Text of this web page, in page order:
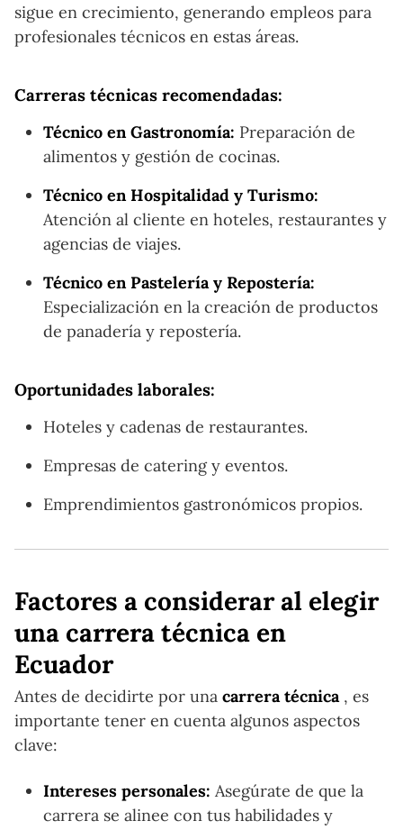
sigue en crecimiento, generando empleos para
profesionales técnicos en estas áreas.
Carreras técnicas recomendadas:
Técnico en Gastronomía: Preparación de
alimentos y gestión de cocinas.
Técnico en Hospitalidad y Turismo:
Atención al cliente en hoteles, restaurantes y
agencias de viajes.
Técnico en Pastelería y Repostería:
Especialización en la creación de productos
de panadería y repostería.
Oportunidades laborales:
Hoteles y cadenas de restaurantes.
Empresas de catering y eventos.
Emprendimientos gastronómicos propios.
Factores a considerar al elegir
una carrera técnica en
Ecuador
Antes de decidirte por una carrera técnica, es
importante tener en cuenta algunos aspectos
clave:
Intereses personales: Asegúrate de que la
carrera se alinee con tus habilidades y